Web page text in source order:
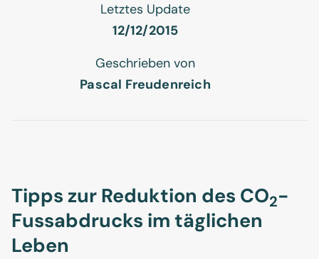
Letztes Update
12/12/2015
Geschrieben von
Pascal Freudenreich
Tipps zur Reduktion des CO2-
Fussabdrucks im täglichen
Leben